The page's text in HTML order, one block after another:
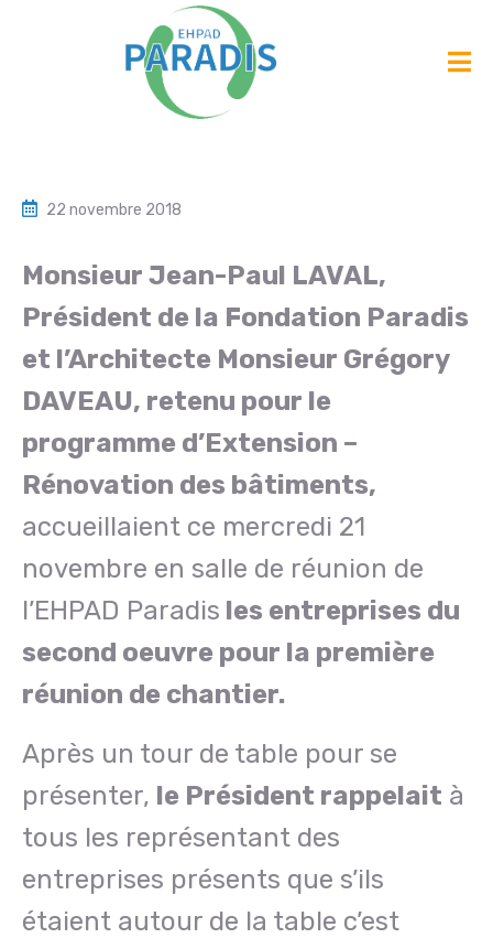
22 novembre 2018
Monsieur Jean-Paul LAVAL,
Président de la Fondation Paradis
et l’Architecte Monsieur Grégory
DAVEAU, retenu pour le
programme d’Extension –
Rénovation des bâtiments,
accueillaient ce mercredi 21
novembre en salle de réunion de
l’EHPAD Paradis les entreprises du
second oeuvre pour la première
réunion de chantier.
Après un tour de table pour se
présenter, le Président rappelait à
tous les représentant des
entreprises présents que s’ils
étaient autour de la table c’est